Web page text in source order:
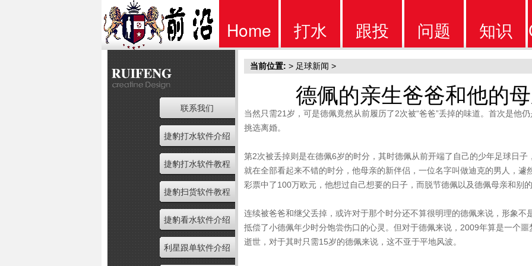
Home
首页
打水
软件
跟投
软件
问题
问题
知识
知识
联系我们
捷豹打水软件介绍
捷豹打水软件教程
捷豹扫货软件教程
捷豹看水软件介绍
利星跟单软件介绍
当前位置: > 足球新闻 >
德佩的亲生爸爸和他的
当然只需21岁，可是德佩竟然从前履历了2次被“爸爸”丢掉的味道。首次是他
挑选离婚。
第2次被丢掉则是在德佩6岁的时分，其时德佩从前开端了自己的少年足球日子
就在全部看起来不错的时分，他母亲的新伴侣，一位名字叫做迪克的男人，遽
彩票中了100万欧元，他想过自己想要的日子，而脱节德佩以及德佩母亲和别
连续被爸爸和继父丢掉，或许对于那个时分还不算很明理的德佩来说，形象不
抵偿了小德佩年少时分饱尝伤口的心灵。但对于德佩来说，2009年算是一个
逝世，对于其时只需15岁的德佩来说，这不亚于平地风波。